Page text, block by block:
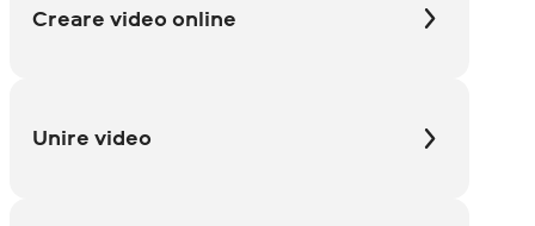
Creare video online
Unire video